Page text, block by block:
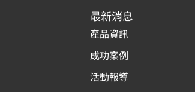
最新消息
產品資訊
成功案例
活動報導